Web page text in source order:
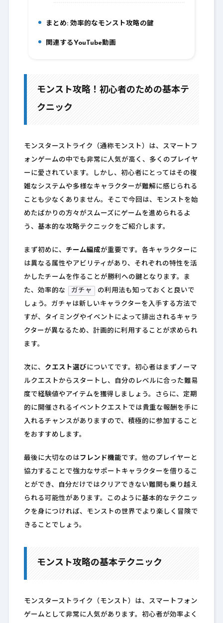
まとめ: 効率的なモンスト攻略の鍵
関連するYouTube動画
モンスト攻略！初心者のための基本テ
クニック
モンスターストライク（通称モンスト）は、スマートフ
ォンゲームの中でも非常に人気が高く、多くのプレイヤ
ーに愛されています。しかし、初心者にとってはその複
雑なシステムや多様なキャラクターが難解に感じられる
ことも少なくありません。そこで今回は、モンストを始
めたばかりの方々がスムーズにゲームを進められるよ
う、基本的な攻略テクニックをご紹介します。
まず初めに、 チーム編成が重要です。各キャラクターに
は異なる属性やアビリティがあり、それぞれの特性を活
かしたチームを作ることが勝利への鍵となります。ま
た、効率的な ガチャ の利用法も知っておくと良いで
しょう。ガチャは新しいキャラクターを入手する方法で
すが、タイミングやイベントによって排出されるキャラ
クターが異なるため、計画的に利用することが求められ
ます。
次に、 クエスト選びについてです。初心者はまずノーマ
ルクエストからスタートし、自分のレベルに合った難易
度で経験値やアイテムを獲得しましょう。さらに、定期
的に開催されるイベントクエストでは貴重な報酬を手に
入れるチャンスがありますので、積極的に参加すること
をおすすめします。
最後に大切なのはフレンド機能です。他のプレイヤーと
協力することで強力なサポートキャラクターを借りるこ
とができ、自分だけではクリアできない難関も乗り越え
られる可能性があります。このように基本的なテクニッ
クを身につければ、モンストの世界でより楽しく冒険で
きることでしょう。
モンスト攻略の基本テクニック
モンスターストライク（モンスト）は、スマートフォン
ゲームとして非常に人気があります。初心者が効率よく